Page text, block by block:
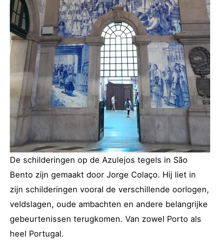
De schilderingen op de Azulejos tegels in São
Bento zijn gemaakt door Jorge Colaço. Hij liet in
zijn schilderingen vooral de verschillende oorlogen,
veldslagen, oude ambachten en andere belangrijke
gebeurtenissen terugkomen. Van zowel Porto als
heel Portugal.